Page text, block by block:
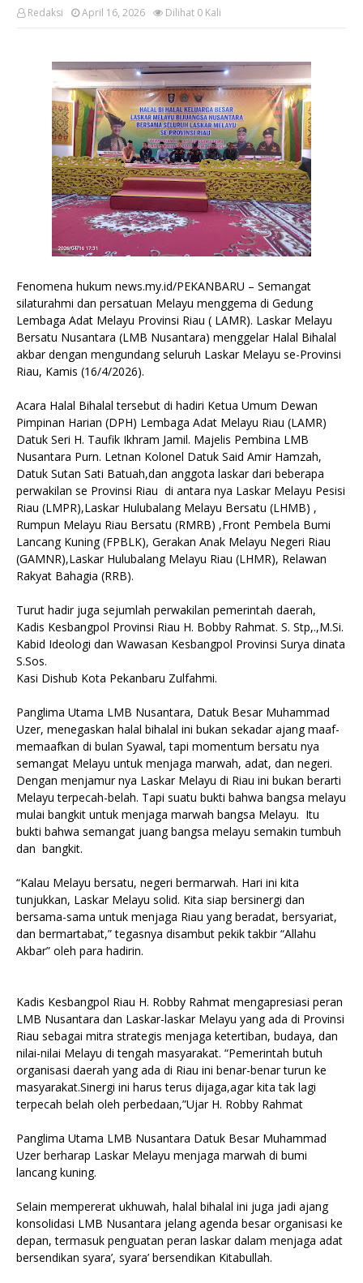
Redaksi Dilihat 0 Kali
April 16, 2026
Fenomena hukum news.my.id/PEKANBARU – Semangat
silaturahmi dan persatuan Melayu menggema di Gedung
Lembaga Adat Melayu Provinsi Riau ( LAMR). Laskar Melayu
Bersatu Nusantara (LMB Nusantara) menggelar Halal Bihalal
akbar dengan mengundang seluruh Laskar Melayu se-Provinsi
Riau, Kamis (16/4/2026).
Acara Halal Bihalal tersebut di hadiri Ketua Umum Dewan
Pimpinan Harian (DPH) Lembaga Adat Melayu Riau (LAMR)
Datuk Seri H. Taufik Ikhram Jamil. Majelis Pembina LMB
Nusantara Purn. Letnan Kolonel Datuk Said Amir Hamzah,
Datuk Sutan Sati Batuah,dan anggota laskar dari beberapa
perwakilan se Provinsi Riau di antara nya Laskar Melayu Pesisi
Riau (LMPR),Laskar Hulubalang Melayu Bersatu (LHMB) ,
Rumpun Melayu Riau Bersatu (RMRB) ,Front Pembela Bumi
Lancang Kuning (FPBLK), Gerakan Anak Melayu Negeri Riau
(GAMNR),Laskar Hulubalang Melayu Riau (LHMR), Relawan
Rakyat Bahagia (RRB).
Turut hadir juga sejumlah perwakilan pemerintah daerah,
Kadis Kesbangpol Provinsi Riau H. Bobby Rahmat. S. Stp,.,M.Si.
Kabid Ideologi dan Wawasan Kesbangpol Provinsi Surya dinata
S.Sos.
Kasi Dishub Kota Pekanbaru Zulfahmi.
Panglima Utama LMB Nusantara, Datuk Besar Muhammad
Uzer, menegaskan halal bihalal ini bukan sekadar ajang maaf-
memaafkan di bulan Syawal, tapi momentum bersatu nya
semangat Melayu untuk menjaga marwah, adat, dan negeri.
Dengan menjamur nya Laskar Melayu di Riau ini bukan berarti
Melayu terpecah-belah. Tapi suatu bukti bahwa bangsa melayu
mulai bangkit untuk menjaga marwah bangsa Melayu. Itu
bukti bahwa semangat juang bangsa melayu semakin tumbuh
dan bangkit.
“Kalau Melayu bersatu, negeri bermarwah. Hari ini kita
tunjukkan, Laskar Melayu solid. Kita siap bersinergi dan
bersama-sama untuk menjaga Riau yang beradat, bersyariat,
dan bermartabat,” tegasnya disambut pekik takbir “Allahu
Akbar” oleh para hadirin.
Kadis Kesbangpol Riau H. Robby Rahmat mengapresiasi peran
LMB Nusantara dan Laskar-laskar Melayu yang ada di Provinsi
Riau sebagai mitra strategis menjaga ketertiban, budaya, dan
nilai-nilai Melayu di tengah masyarakat. “Pemerintah butuh
organisasi daerah yang ada di Riau ini benar-benar turun ke
masyarakat.Sinergi ini harus terus dijaga,agar kita tak lagi
terpecah belah oleh perbedaan,”Ujar H. Robby Rahmat
Panglima Utama LMB Nusantara Datuk Besar Muhammad
Uzer berharap Laskar Melayu menjaga marwah di bumi
lancang kuning.
Selain mempererat ukhuwah, halal bihalal ini juga jadi ajang
konsolidasi LMB Nusantara jelang agenda besar organisasi ke
depan, termasuk penguatan peran laskar dalam menjaga adat
bersendikan syara’, syara’ bersendikan Kitabullah.